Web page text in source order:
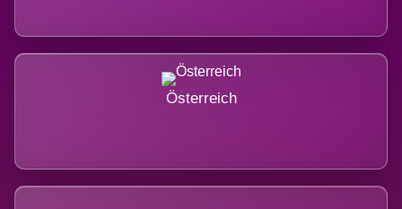
Österreich